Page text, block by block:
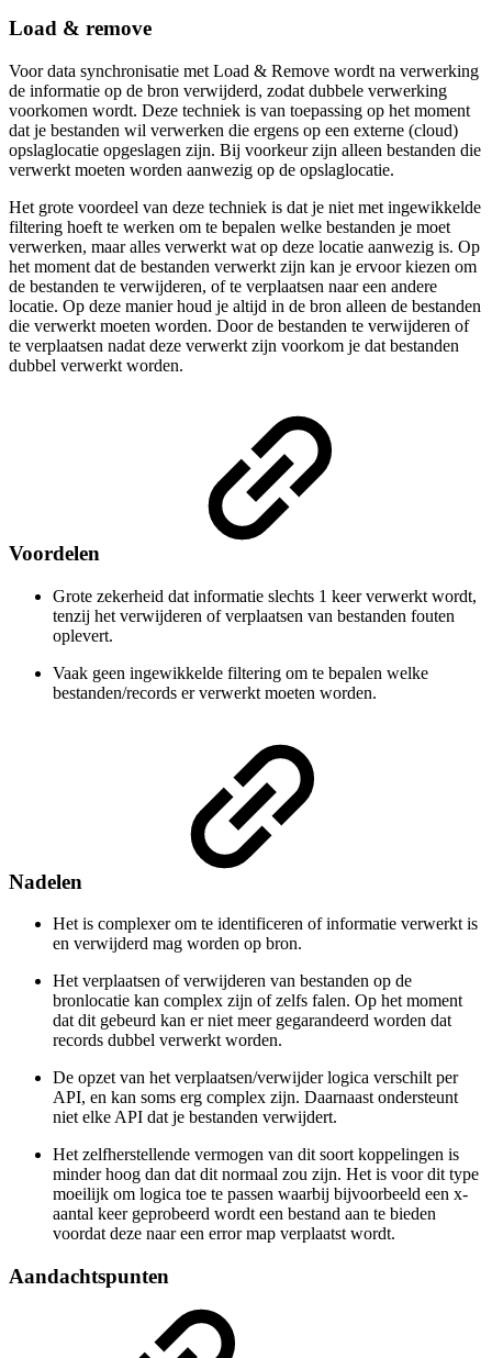
Load & remove
Voor data synchronisatie met Load & Remove wordt na verwerking
de informatie op de bron verwijderd, zodat dubbele verwerking
voorkomen wordt. Deze techniek is van toepassing op het moment
dat je bestanden wil verwerken die ergens op een externe (cloud)
opslaglocatie opgeslagen zijn. Bij voorkeur zijn alleen bestanden die
verwerkt moeten worden aanwezig op de opslaglocatie.
Het grote voordeel van deze techniek is dat je niet met ingewikkelde
filtering hoeft te werken om te bepalen welke bestanden je moet
verwerken, maar alles verwerkt wat op deze locatie aanwezig is. Op
het moment dat de bestanden verwerkt zijn kan je ervoor kiezen om
de bestanden te verwijderen, of te verplaatsen naar een andere
locatie. Op deze manier houd je altijd in de bron alleen de bestanden
die verwerkt moeten worden. Door de bestanden te verwijderen of
te verplaatsen nadat deze verwerkt zijn voorkom je dat bestanden
dubbel verwerkt worden.
Voordelen
Grote zekerheid dat informatie slechts 1 keer verwerkt wordt,
tenzij het verwijderen of verplaatsen van bestanden fouten
oplevert.
Vaak geen ingewikkelde filtering om te bepalen welke
bestanden/records er verwerkt moeten worden.
Nadelen
Het is complexer om te identificeren of informatie verwerkt is
en verwijderd mag worden op bron.
Het verplaatsen of verwijderen van bestanden op de
bronlocatie kan complex zijn of zelfs falen. Op het moment
dat dit gebeurd kan er niet meer gegarandeerd worden dat
records dubbel verwerkt worden.
De opzet van het verplaatsen/verwijder logica verschilt per
API, en kan soms erg complex zijn. Daarnaast ondersteunt
niet elke API dat je bestanden verwijdert.
Het zelfherstellende vermogen van dit soort koppelingen is
minder hoog dan dat dit normaal zou zijn. Het is voor dit type
moeilijk om logica toe te passen waarbij bijvoorbeeld een x-
aantal keer geprobeerd wordt een bestand aan te bieden
voordat deze naar een error map verplaatst wordt.
Aandachtspunten